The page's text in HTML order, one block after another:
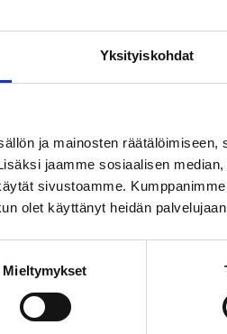
Yksityiskohdat
ja mainosten
jaamme sosiaalisen
sivustoamme.
olet käyttänyt heidän
Mieltymykset
ja tunnistaa, mikäli
haluaa hyödyntää myös
itsearvioinnin ja
joilla vähentää työelämän
laatimisen tueksi
päihdeohjelma